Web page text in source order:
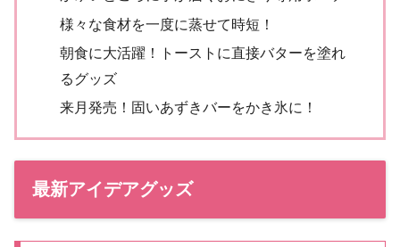
様々な食材を一度に蒸せて時短！
朝食に大活躍！トーストに直接バターを塗れ
るグッズ
来月発売！固いあずきバーをかき氷に！
最新アイデアグッズ